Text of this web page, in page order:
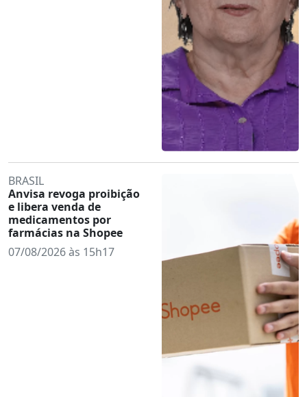
BRASIL
Anvisa revoga proibição
e libera venda de
medicamentos por
farmácias na Shopee
07/08/2026 às 15h17